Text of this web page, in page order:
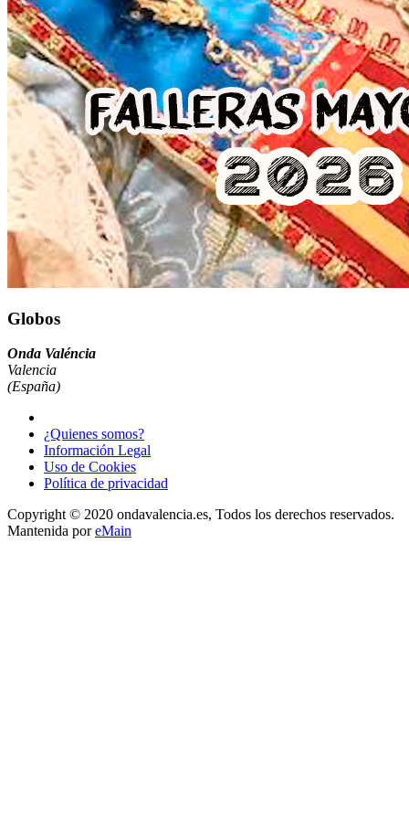
Globos
Onda Valéncia
Valencia
(España)
¿Quienes somos?
Información Legal
Uso de Cookies
Política de privacidad
Copyright © 2020 ondavalencia.es, Todos los derechos reservados.
Mantenida poreMain